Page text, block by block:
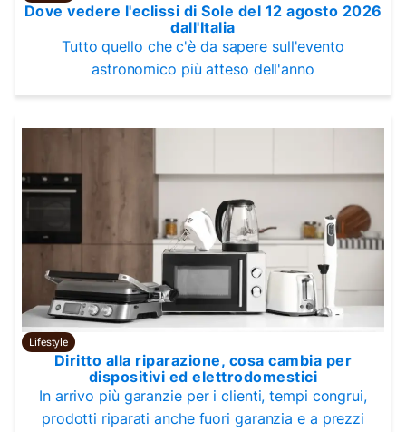
Dove vedere l'eclissi di Sole del 12 agosto 2026
dall'Italia
Tutto quello che c'è da sapere sull'evento
astronomico più atteso dell'anno
Lifestyle
Diritto alla riparazione, cosa cambia per
dispositivi ed elettrodomestici
In arrivo più garanzie per i clienti, tempi congrui,
prodotti riparati anche fuori garanzia e a prezzi